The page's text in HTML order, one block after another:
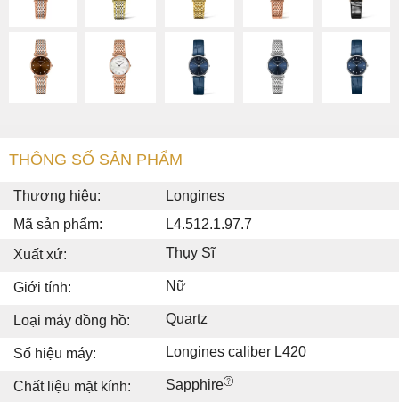
THÔNG SỐ SẢN PHẨM
Thương hiệu:
Longines
Mã sản phẩm:
L4.512.1.97.7
Xuất xứ:
Thụy Sĩ
Giới tính: Nữ
Loại máy đồng hồ: Quartz
Số hiệu máy: Longines caliber L420
Chất liệu mặt kính: Sapphire